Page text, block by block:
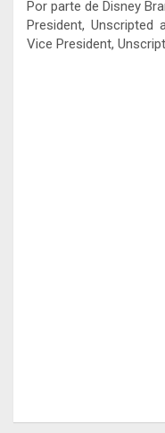
Por parte de Disney
President, Unscripted
Vice President,